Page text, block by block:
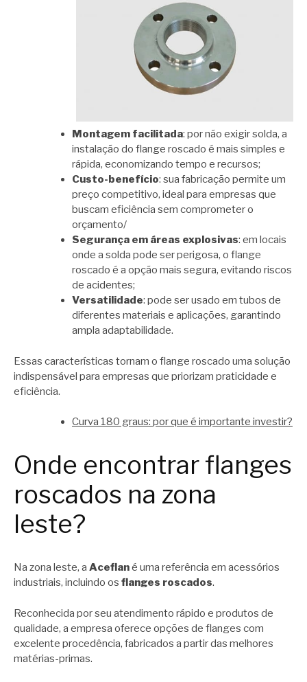
Montagem facilitada: por não exigir solda, a
instalação do flange roscado é mais simples e
rápida, economizando tempo e recursos;
Custo-benefício: sua fabricação permite um
preço competitivo, ideal para empresas que
buscam eficiência sem comprometer o
orçamento/
Segurança em áreas explosivas: em locais
onde a solda pode ser perigosa, o flange
roscado é a opção mais segura, evitando riscos
de acidentes;
Versatilidade: pode ser usado em tubos de
diferentes materiais e aplicações, garantindo
ampla adaptabilidade.
Essas características tornam o flange roscado uma solução
indispensável para empresas que priorizam praticidade e
eficiência.
Curva 180 graus: por que é importante investir?
Onde encontrar flanges
roscados na zona
leste?
Na zona leste, a Aceflané uma referência em acessórios
industriais, incluindo os flanges roscados.
Reconhecida por seu atendimento rápido e produtos de
qualidade, a empresa oferece opções de flanges com
excelente procedência, fabricados a partir das melhores
matérias-primas.